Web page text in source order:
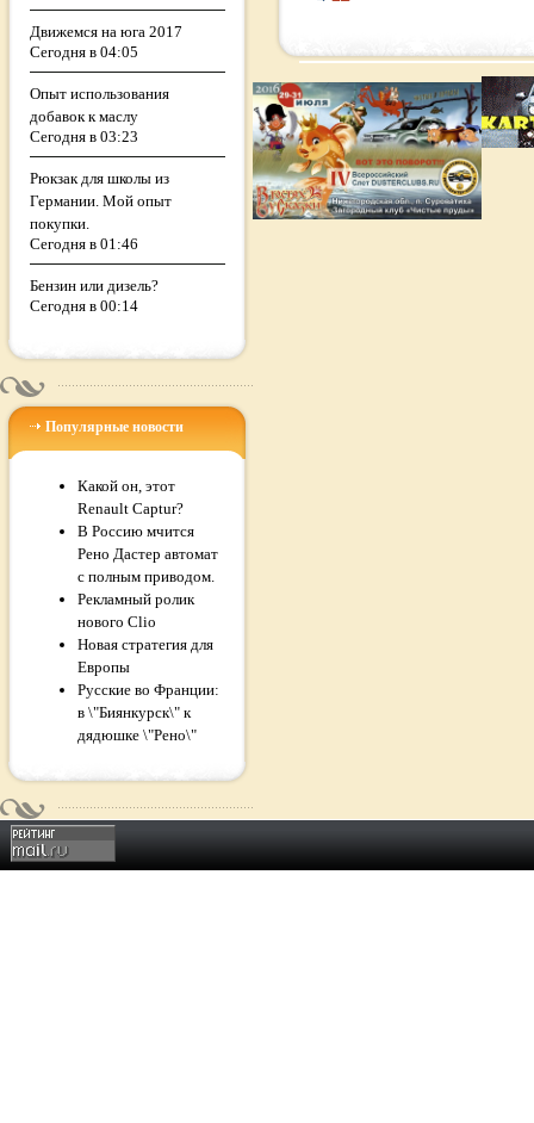
Движемся на юга 2017
Сегодня в 04:05
Опыт использования
добавок к маслу
Сегодня в 03:23
Рюкзак для школы из
Германии. Мой опыт
покупки.
Сегодня в 01:46
Бензин или дизель?
Сегодня в 00:14
Популярные новости
Какой он, этот
Renault Captur?
В Россию мчится
Рено Дастер автомат
с полным приводом.
Рекламный ролик
нового Clio
Новая стратегия для
Европы
Русские во Франции:
в \"Биянкурск\" к
дядюшке \"Рено\"